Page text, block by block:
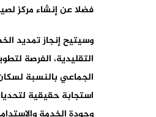
فضلا عن إنشاء مركز
وسيتيح إنجاز تمديد
التقليدية، الفرصة
الجماعي بالنسبة
استجابة حقيقية
وجودة الخدمة